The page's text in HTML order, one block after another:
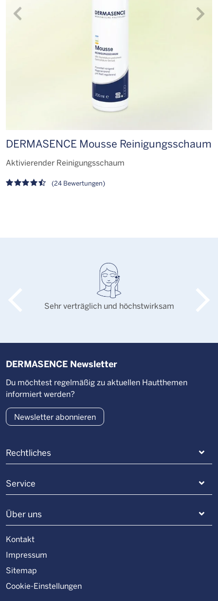
DERMASENCE Mousse Reinigungs­schaum
Aktivierender Reinigungsschaum
(24 Bewertungen)
Sehr verträglich und höchstwirksam
Rechtliches
Service
Über uns
Kontakt
Impressum
Sitemap
Cookie-Einstellungen
DERMASENCE Newsletter
Du möchtest regelmäßig zu aktuellen Hautthemen
informiert werden?
Newsletter abonnieren